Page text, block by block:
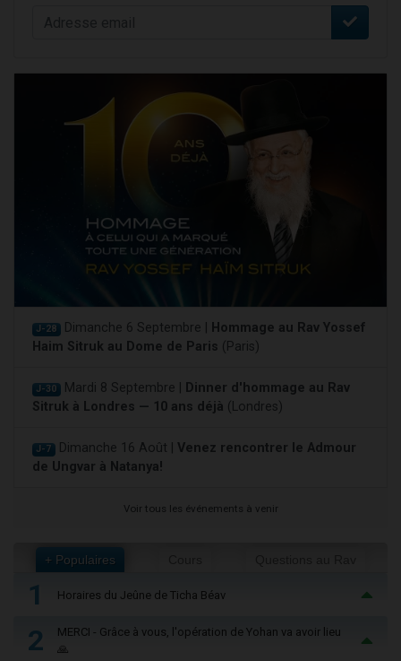
J-28 Dimanche 6 Septembre | Hommage au Rav Yossef
Haim Sitruk au Dome de Paris (Paris)
J-30 Mardi 8 Septembre | Dinner d'hommage au Rav
Sitruk à Londres — 10 ans déjà (Londres)
J-7 Dimanche 16 Août | Venez rencontrer le Admour
de Ungvar à Natanya!
Voir tous les événements à venir
+ Populaires
1 Horaires du Jeûne de Ticha Béav
2
MERCI - Grâce à vous, l'opération de Yohan va avoir lieu
🙏